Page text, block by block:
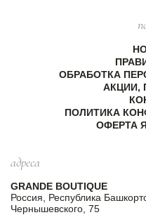
ОБРАБОТКА
АКЦИИ,
ПОЛИТИКА
ОФЕРТА
адреса
GRANDE BOUTIQUE
Россия, Республика
Чернышевского, 75